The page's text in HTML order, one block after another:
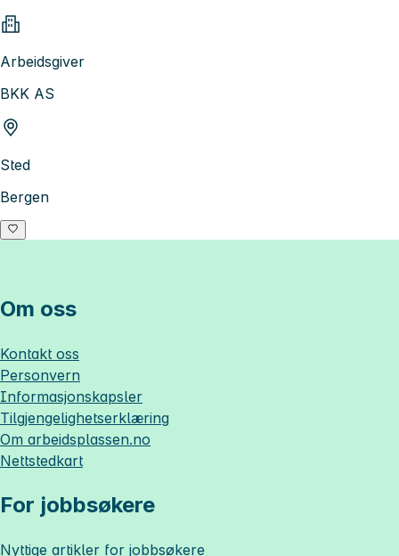
Arbeidsgiver
BKK AS
Sted
Bergen
Om oss
Kontakt oss
Personvern
Informasjonskapsler
Tilgjengelighetserklæring
Om arbeidsplassen.no
Nettstedkart
For jobbsøkere
Nyttige artikler for jobbsøkere